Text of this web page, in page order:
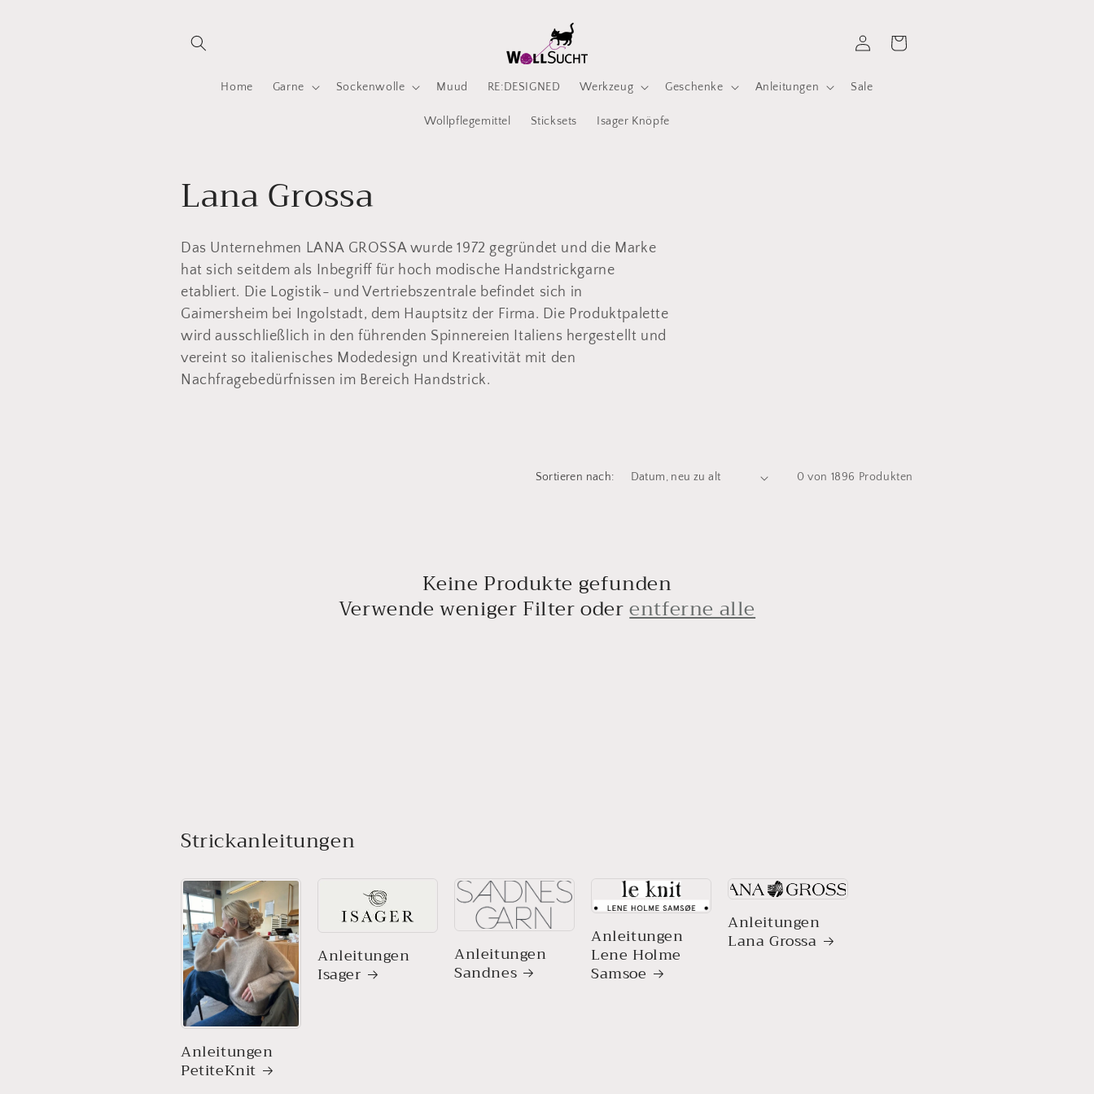
Home Garne Sockenwolle Muud RE:DESIGNED Werkzeug Geschenke Anleitungen Sale
Wollpflegemittel Sticksets Isager Knöpfe
EinloggenWarenkorb
K
a
t
e
g
Lana Grossa
Das Unternehmen LANA GROSSA wurde 1972 gegründet und die Marke
hat sich seitdem als Inbegriff für hoch modische Handstrickgarne
etabliert. Die Logistik- und Vertriebszentrale befindet sich in
Gaimersheim bei Ingolstadt, dem Hauptsitz der Firma. Die Produktpalette
wird ausschließlich in den führenden Spinnereien Italiens hergestellt und
vereint so italienisches Modedesign und Kreativität mit den
Nachfragebedürfnissen im Bereich Handstrick.
Sortieren nach: 0 von 1896 Produkten
Keine Produkte gefunden
Verwende weniger Filter oderentferne alle
Strickanleitungen
Anleitungen
PetiteKnit
Anleitungen
Isager
Anleitungen
Sandnes
Anleitungen
Lene Holme
Samsoe
Anleitungen
Lana Grossa